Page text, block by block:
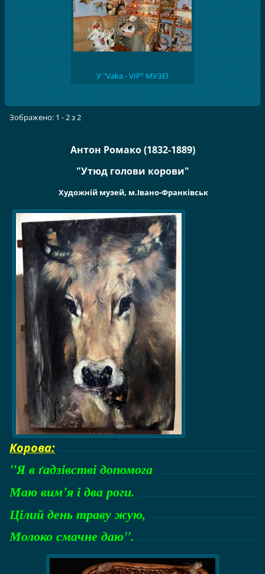
У "Vaka - VIP" МУЗЕЇ
Зображено: 1 - 2 з 2
Антон Ромако (1832-1889)
"Утюд голови корови"
Художній музей, м.Івано-Франківськ
Корова:
"Я в ґадзівстві допомога
Маю вим’я і два роги.
Цілий день траву жую,
Молоко смачне даю".